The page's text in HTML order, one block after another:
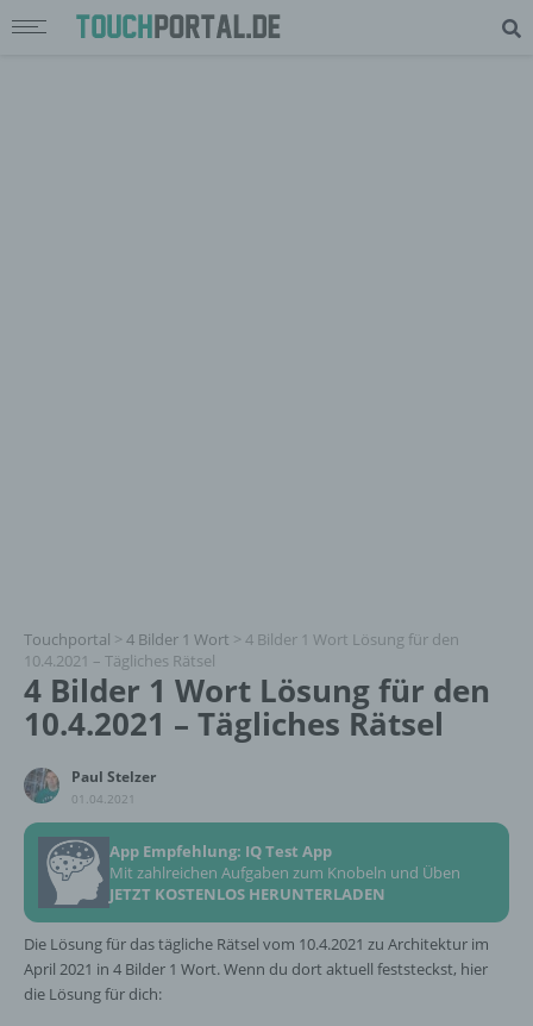
Touchportal > 4 Bilder 1 Wort > 4 Bilder 1 Wort Lösung für den
10.4.2021 – Tägliches Rätsel
4 Bilder 1 Wort Lösung für den
10.4.2021 – Tägliches Rätsel
Paul Stelzer
01.04.2021
App Empfehlung: IQ Test App
Mit zahlreichen Aufgaben zum Knobeln und Üben
JETZT KOSTENLOS HERUNTERLADEN
Die Lösung für das tägliche Rätsel vom 10.4.2021 zu Architektur im
April 2021 in 4 Bilder 1 Wort. Wenn du dort aktuell feststeckst, hier
die Lösung für dich: